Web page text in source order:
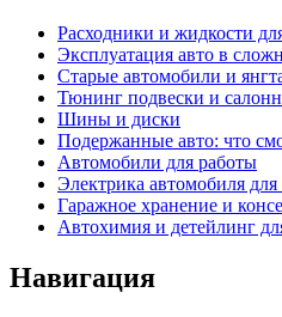
Расходники и жидкости
Эксплуатация авто в
Старые автомобили и
Тюнинг подвески и
Шины и диски
Подержанные авто: что
Автомобили для работы
Электрика автомобиля
Гаражное хранение и
Автохимия и детейлинг
Навигация